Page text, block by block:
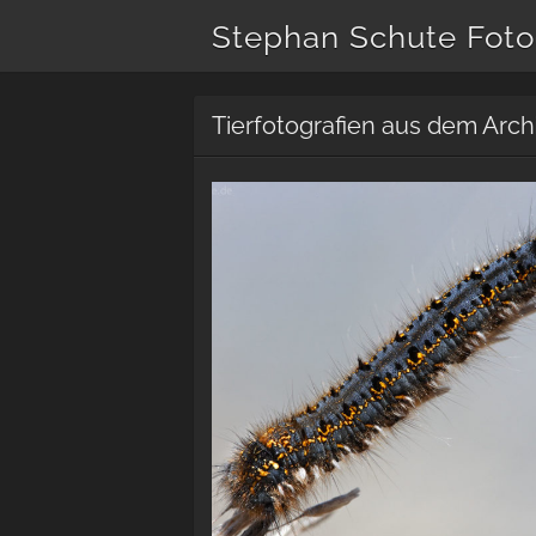
Stephan Schute
Tierfotografien aus dem
Grasglucke (Philudoria potatoria)